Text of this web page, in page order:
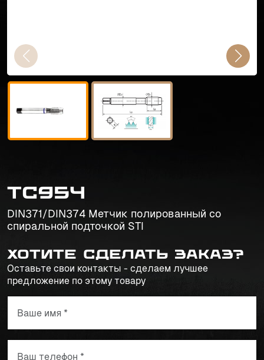
TC954
DIN371/DIN374 Метчик полированный со
спиральной подточкой STI
Хотите сделать заказ?
Оставьте свои контакты - сделаем лучшее
предложение по этому товару